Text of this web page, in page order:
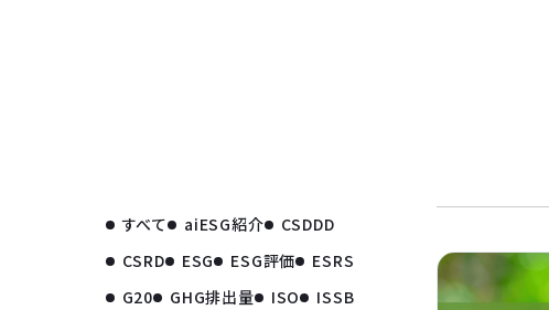
すべて aiESG紹介
CSDDD
CSRD
ESG ESG評価
ESRS
G20
GHG排出量 ISO
ISSB